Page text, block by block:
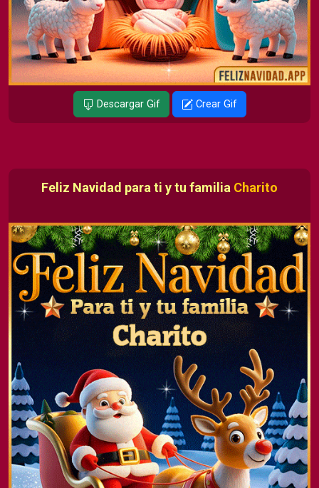
Descargar Gif Crear Gif
Feliz Navidad para ti y tu familia Charito